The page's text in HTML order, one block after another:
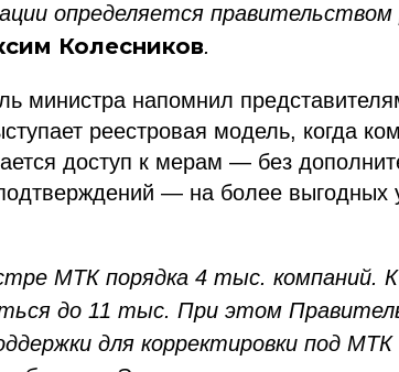
определяется
Колесников.
министра напомнил
реестровая модель, когда
доступ к мерам — без
— на более выгодных
МТК порядка 4 тыс. компаний. К
до 11 тыс. При этом
для корректировки под